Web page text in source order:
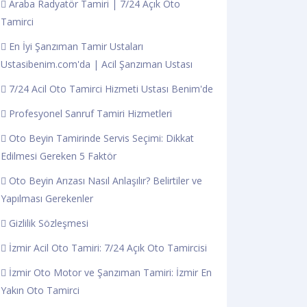
Araba Radyatör Tamiri | 7/24 Açık Oto
Tamirci
En İyi Şanzıman Tamir Ustaları
Ustasibenim.com'da | Acil Şanzıman Ustası
7/24 Acil Oto Tamirci Hizmeti Ustası Benim'de
Profesyonel Sanruf Tamiri Hizmetleri
Oto Beyin Tamirinde Servis Seçimi: Dikkat
Edilmesi Gereken 5 Faktör
Oto Beyin Arızası Nasıl Anlaşılır? Belirtiler ve
Yapılması Gerekenler
Gizlilik Sözleşmesi
İzmir Acil Oto Tamiri: 7/24 Açık Oto Tamircisi
İzmir Oto Motor ve Şanzıman Tamiri: İzmir En
Yakın Oto Tamirci